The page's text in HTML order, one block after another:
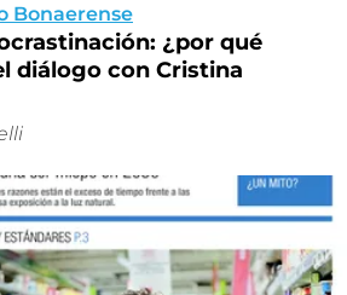
Bonaerense
¿por qué
diálogo con Cristina